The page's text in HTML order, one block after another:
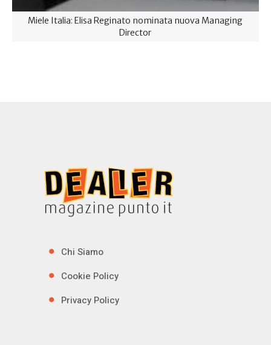
Miele Italia: Elisa Reginato nominata nuova Managing
Director
Chi Siamo
Cookie Policy
Privacy Policy